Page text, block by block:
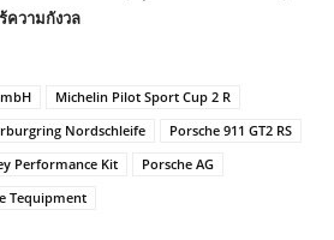
ความกังวล
Michelin Pilot Sport Cup 2 R
Nordschleife
Porsche 911 GT2 RS
Performance Kit
Porsche AG
Tequipment